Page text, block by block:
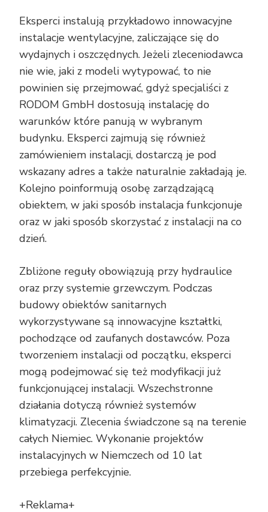
Eksperci instalują przykładowo innowacyjne
instalacje wentylacyjne, zaliczające się do
wydajnych i oszczędnych. Jeżeli zleceniodawca
nie wie, jaki z modeli wytypować, to nie
powinien się przejmować, gdyż specjaliści z
RODOM GmbH dostosują instalację do
warunków które panują w wybranym
budynku. Eksperci zajmują się również
zamówieniem instalacji, dostarczą je pod
wskazany adres a także naturalnie zakładają je.
Kolejno poinformują osobę zarządzającą
obiektem, w jaki sposób instalacja funkcjonuje
oraz w jaki sposób skorzystać z instalacji na co
dzień.
Zbliżone reguły obowiązują przy hydraulice
oraz przy systemie grzewczym. Podczas
budowy obiektów sanitarnych
wykorzystywane są innowacyjne kształtki,
pochodzące od zaufanych dostawców. Poza
tworzeniem instalacji od początku, eksperci
mogą podejmować się też modyfikacji już
funkcjonującej instalacji. Wszechstronne
działania dotyczą również systemów
klimatyzacji. Zlecenia świadczone są na terenie
całych Niemiec. Wykonanie projektów
instalacyjnych w Niemczech od 10 lat
przebiega perfekcyjnie.
+Reklama+